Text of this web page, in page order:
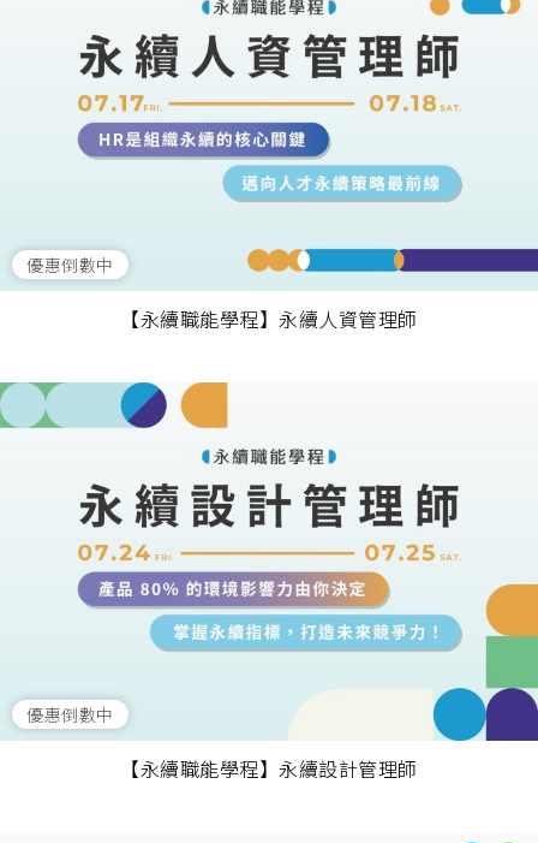
優惠倒數中
【永續職能學程】永續人資管理師
優惠倒數中
【永續職能學程】永續設計管理師